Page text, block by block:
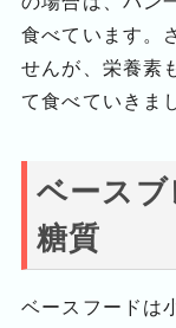
食べています。
せんが、栄養素
て食べていきま
ベースブ
糖質
ベースフードは